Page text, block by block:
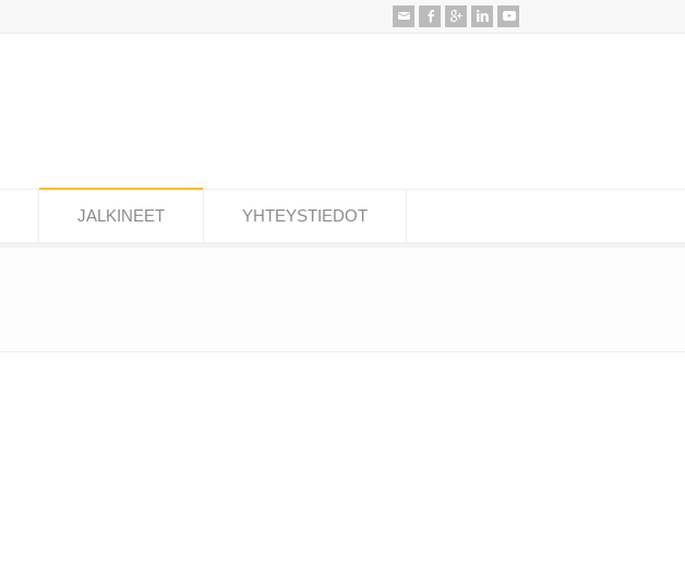
JALKINEET YHTEYSTIEDOT